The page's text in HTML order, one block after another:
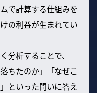
で計算する仕組みを
の利益が生まれてい
分析することで、
ちたのか」「なぜこ
といった問いに答え